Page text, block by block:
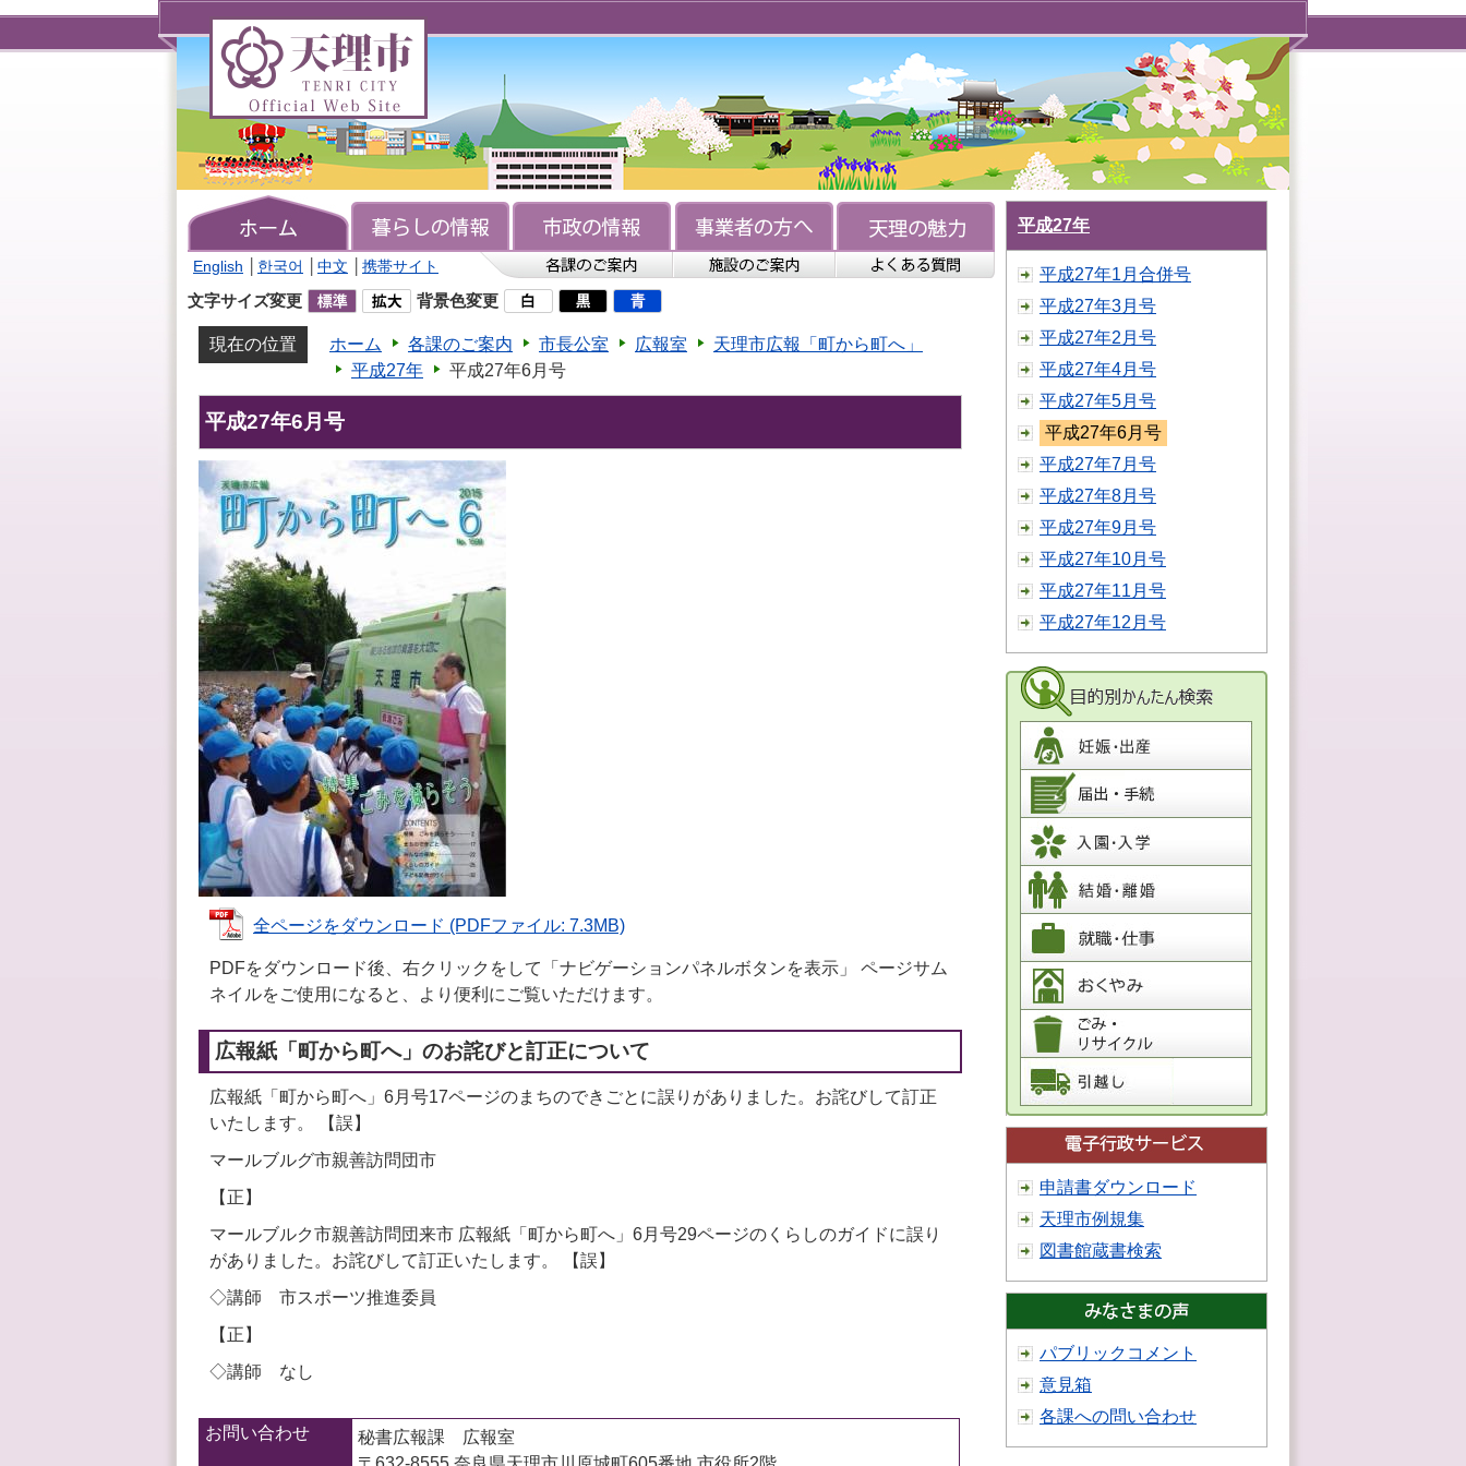
理
TENRI
Official
Site
English 한국어 中文 携帯サイト
文字サイズ変更 背景色変更
現在の位置 ホーム 各課のご案内 市長公室 広報室
天理市広報「町から町へ」
平成27年
平成27年6月号
平成27年6月号
全ページをダウンロード (PDFファイル: 7.3MB)
PDFをダウンロード後、右クリックをして「ナビゲーションパネルボタンを表示」 ページサム
ネイルをご使用になると、より便利にご覧いただけます。
広報紙「町から町へ」のお詫びと訂正について
広報紙「町から町へ」6月号17ページのまちのできごとに誤りがありました。お詫びして訂正
いたします。 【誤】
マールブルグ市親善訪問団市
【正】
マールブルク市親善訪問団来市 広報紙「町から町へ」6月号29ページのくらしのガイドに誤り
がありました。お詫びして訂正いたします。 【誤】
◇講師 市スポーツ推進委員
【正】
◇講師 なし
お問い合わせ
秘書広報課 広報室
平成27年
平成27年1月合併号
平成27年3月号
平成27年2月号
平成27年4月号
平成27年5月号
平成27年6月号
平成27年7月号
平成27年8月号
平成27年9月号
平成27年10月号
平成27年11月号
平成27年12月号
申請書ダウンロード
天理市例規集
図書館蔵書検索
パブリックコメント
意見箱
各課への問い合わせ